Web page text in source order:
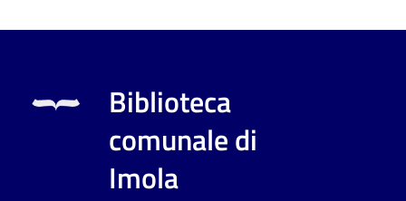
fare
Scopri
Biblioteca
comunale di
Imola